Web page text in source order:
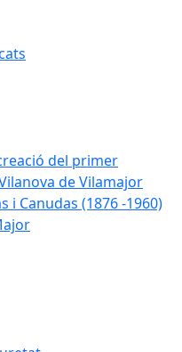
del primer
de Vilamajor
i Canudas (1876 -1960)